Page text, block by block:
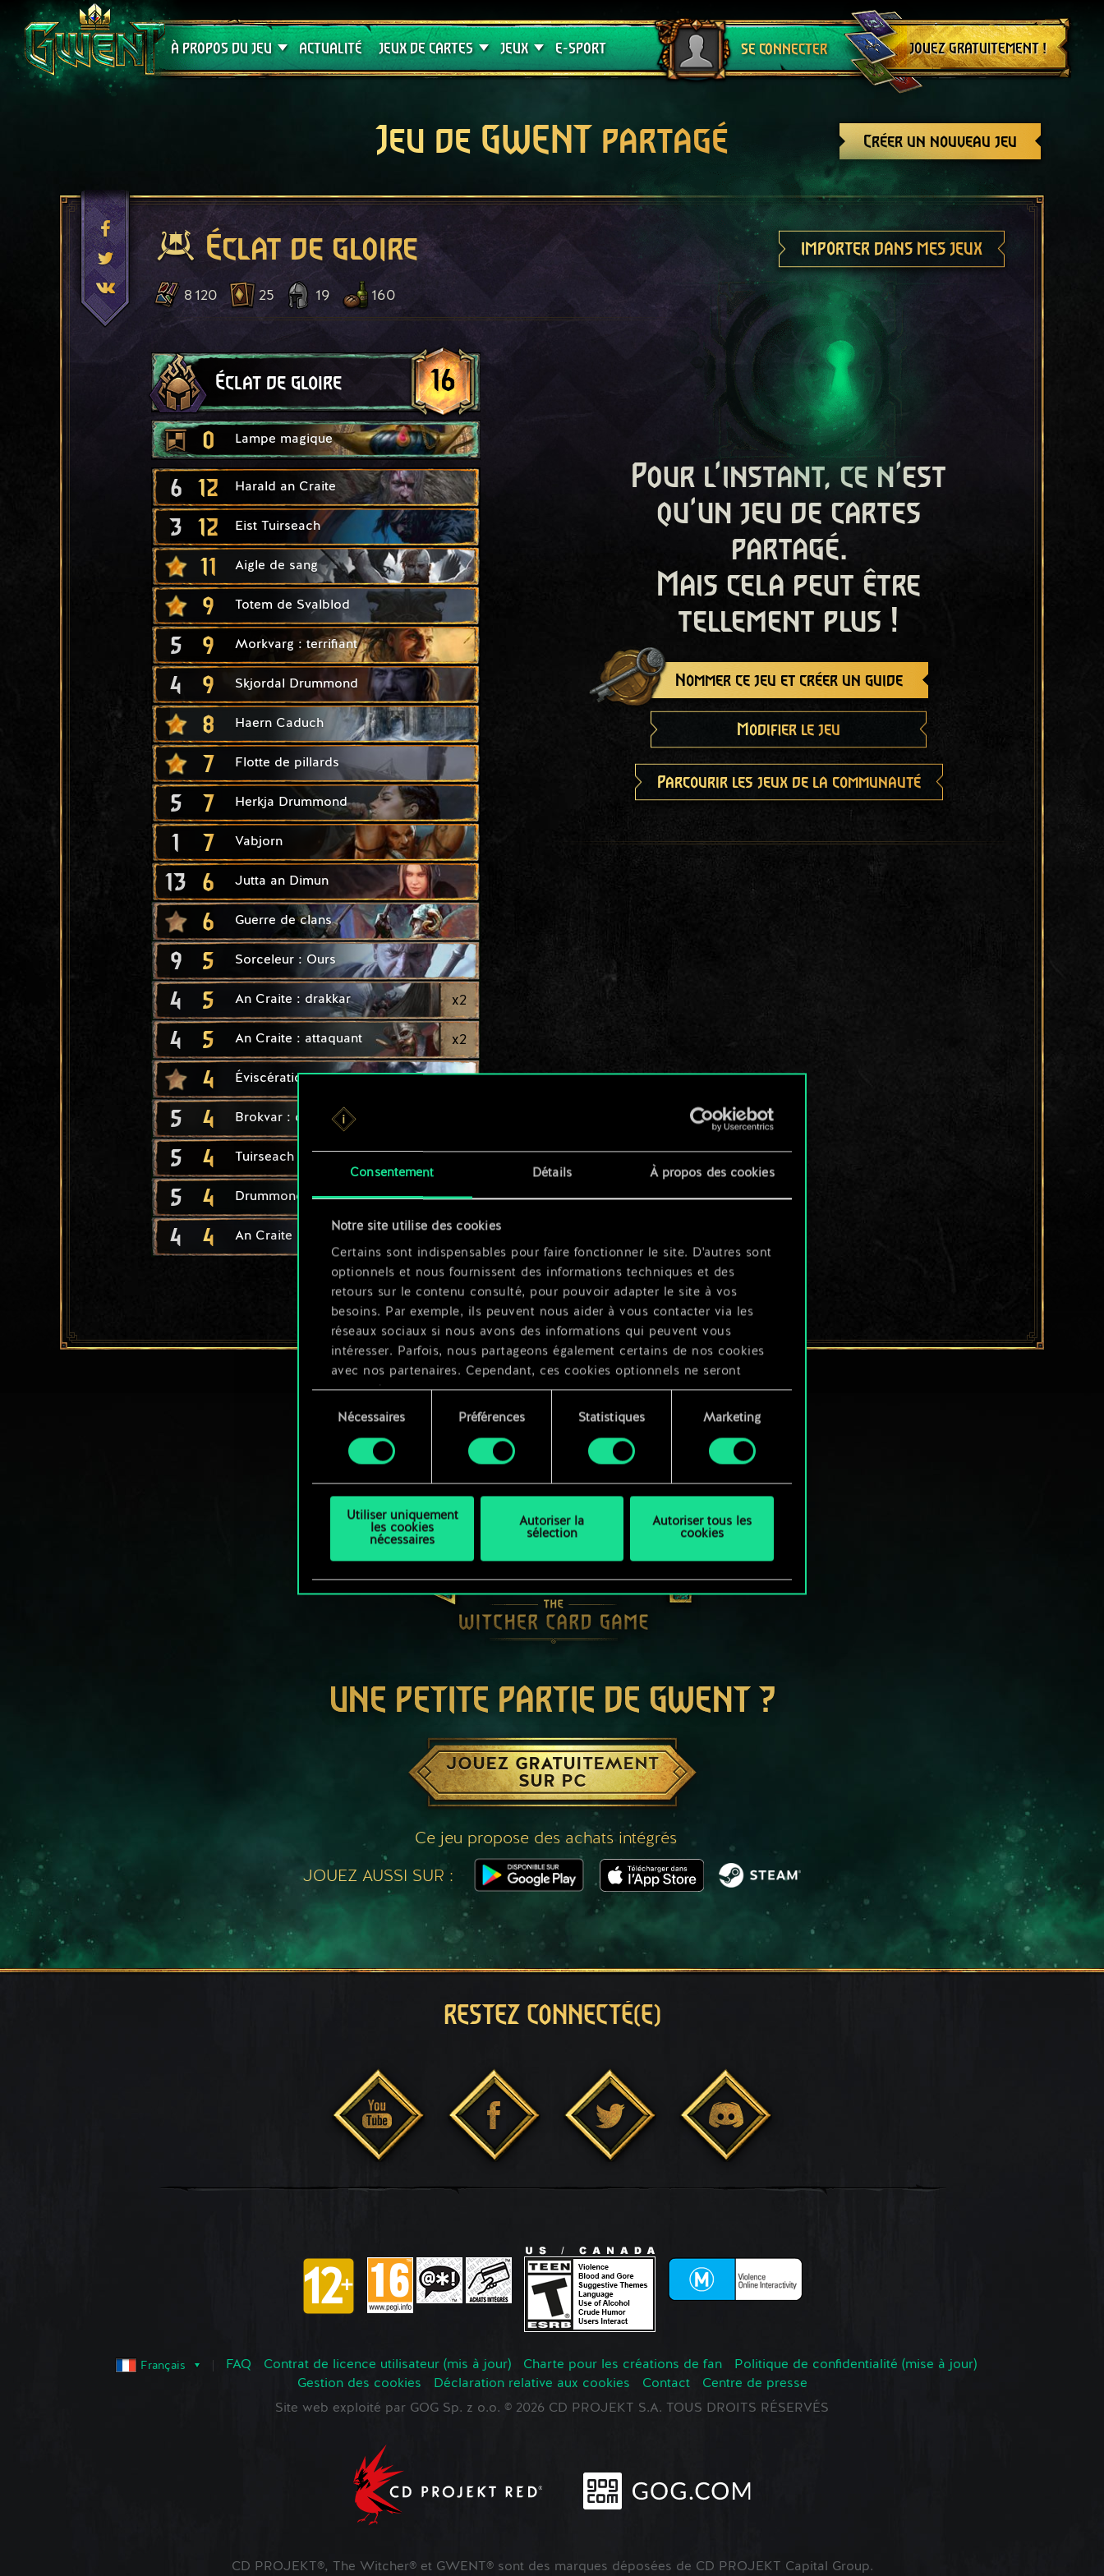
Consentement Détails À propos des cookies
Notre site utilise des cookies
Certains sont indispensables pour faire fonctionner le site. D'autres sont
optionnels et nous fournissent des informations techniques et des
retours sur le contenu consulté, pour pouvoir adapter le site à vos
besoins. Par exemple, ils peuvent nous aider à vous contacter via les
réseaux sociaux si nous avons des informations qui peuvent vous
intéresser. Parfois, nous partageons également certains de nos cookies
avec nos partenaires. Cependant, ces cookies optionnels ne seront
appliqués qu'avec votre permission.
et modifier vos préférences dans le menu "Paramètres" ci-dessous.
consentement
Nécessaires Préférences Statistiques Marketing
Utiliser uniquement
les cookies
nécessaires
Autoriser la
sélection
Autoriser tous les
cookies
À PROPOS DU JEU
Assistance
ACTUALITÉ JEUX DE CARTES
Crimson Curse
JEUX
Guides de jeux
E-SPORT SE CONNECTER
Se déconnecter
JOUEZ GRATUITEMENT !
Créer un nouveau jeu
Jeu de GWENT partagé
Éclat de gloire IMPORTER DANS MES JEUX
8 120 25 19 160
Éclat de gloire 16
0 Lampe magique
6 12 Harald an Craite
3 12 Eist Tuirseach
11 Aigle de sang
9 Totem de Svalblod
5 9 Morkvarg : terrifiant
4 9 Skjordal Drummond
8 Haern Caduch
7 Flotte de pillards
5 7 Herkja Drummond
1 7 Vabjorn
13 6 Jutta an Dimun
6 Guerre de clans
9 5 Sorceleur : Ours
4 5 An Craite : drakkar x2
4 5 An Craite : attaquant x2
4 Éviscération
5 4 Brokvar : chasseur
5 4 Tuirseach : envahisseuse
5 4 Drummond : berserker x2
4 4 An Craite : maraudeur
Pour l'instant, ce n'est
qu'un jeu de cartes
partagé.
Mais cela peut être
tellement plus !
Nommer ce jeu et créer un guide
Modifier le jeu
Parcourir les jeux de la communauté
UNE PETITE PARTIE DE GWENT ?
JOUEZ GRATUITEMENT
SUR PC
Ce jeu propose des achats intégrés
JOUEZ AUSSI SUR :
RESTEZ CONNECTÉ(E)
Français FAQ Contrat de licence utilisateur (mis à jour) Charte pour les créations de fan
Politique de confidentialité (mise à jour)
Gestion des cookies
Déclaration relative aux cookies Contact
Centre de presse
Site web exploité par GOG Sp. z o.o. © 2026 CD PROJEKT S.A. TOUS DROITS RÉSERVÉS
CD PROJEKT®, The Witcher® et GWENT® sont des marques déposées de CD PROJEKT Capital Group.